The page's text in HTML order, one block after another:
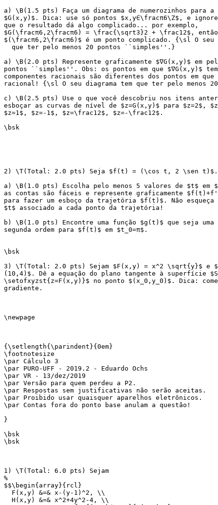
a) \B(1.5 pts) Faça um diagrama de numerozinhos para a
$G(x,y)$. Dica: use só pontos $x,y∈\fracπ6\Z$, e ignore
que o resultado dá algo complicado... por exemplo,
$G(\fracπ6,2\fracπ6) = \frac{\sqrt3}2 + \frac12$, então
$(\fracπ6,2\fracπ6)$ é um ponto complicado. {\sl O seu
  que ter pelo menos 20 pontos ``simples''.}
a) \B(2.0 pts) Represente graficamente $∇G(x,y)$ em
pontos ``simples''. Obs: os pontos em que $∇G(x,y)$ tem
componentes racionais são diferentes dos pontos em que
racional! {\sl O seu diagrama tem que ter pelo menos
c) \B(2.5 pts) Use o que você descobriu nos itens
esboçar as curvas de nível de $z=G(x,y)$ para $z=2$,
$z=1$, $z=-1$, $z=\frac12$, $z=-\frac12$.
\bsk
2) \T(Total: 2.0 pts) Seja $f(t) = (\cos t, 2 \sen t)$.
a) \B(1.0 pts) Escolha pelo menos 5 valores de $t$ em
as contas são fáceis e represente graficamente
para fazer um esboço da trajetória $f(t)$. Não
$t$ associado a cada ponto da trajetória!
b) \B(1.0 pts) Encontre uma função $g(t)$ que seja uma
segunda ordem para $f(t)$ em $t_0=π$.
\bsk
3) \T(Total: 2.0 pts) Sejam $F(x,y) = x^2 \sqrt{y}$ e
(10,4)$. Dê a equação do plano tangente à superfície
\setofxyzst{z=F(x,y)}$ no ponto $(x_0,y_0)$. Dica:
gradiente.
\newpage
{\setlength{\parindent}{0em}
\footnotesize
\par Cálculo 3
\par PURO-UFF - 2019.2 - Eduardo Ochs
\par VR - 13/dez/2019
\par Versão para quem perdeu a P2.
\par Respostas sem justificativas não serão aceitas.
\par Proibido usar quaisquer aparelhos eletrônicos.
\par Contas fora do ponto base anulam a questão!
}
\bsk
\bsk
1) \T(Total: 6.0 pts) Sejam
%
$$\begin{array}{rcl}
  F(x,y) &=& x-(y-1)^2, \\
  H(x,y) &=& x^2+4y^2-4, \\